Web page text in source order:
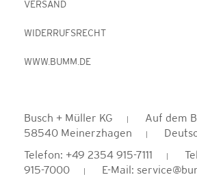
VERSAND
WIDERRUFSRECHT
WWW.BUMM.DE
Busch + Müller KG
Auf dem
58540 Meinerzhagen
Telefon: +49 2354 915-7111
915-7000
E-Mail: